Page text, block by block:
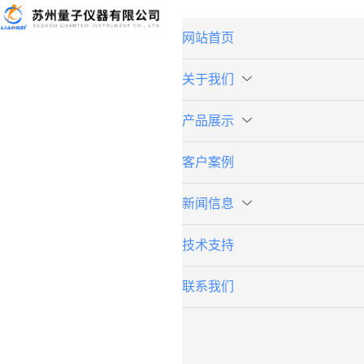
网站首页
关于我们
产品展示
客户案例
新闻信息
技术支持
联系我们